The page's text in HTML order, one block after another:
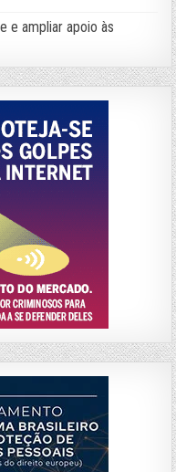
e ampliar apoio às